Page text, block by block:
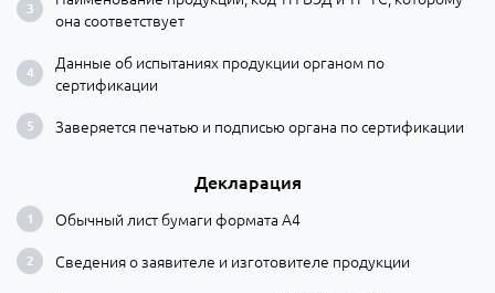
она соответствует
Данные об испытаниях продукции органом по
сертификации
Заверяется печатью и подписью органа по сертификации
Декларация
Обычный лист бумаги формата А4
Сведения о заявителе и изготовителе продукции